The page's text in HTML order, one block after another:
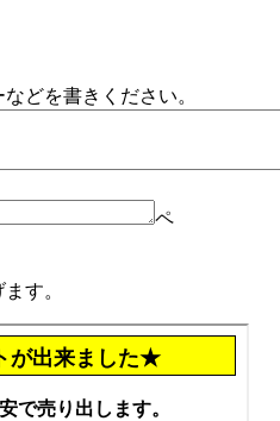
どを書きください。
ペ
す。